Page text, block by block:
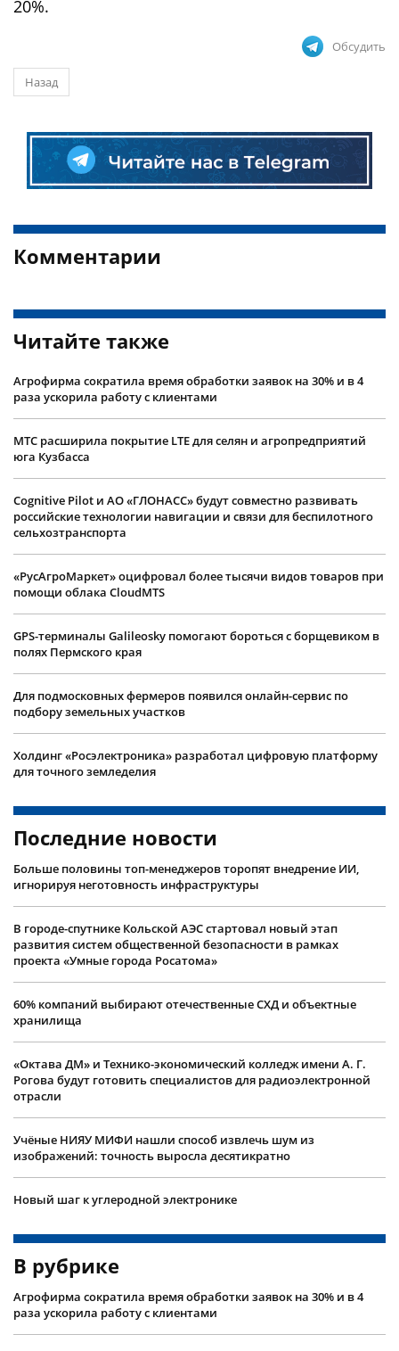
20%.
Обсудить
Назад
Комментарии
Читайте также
Агрофирма сократила время обработки заявок на 30% и в 4
раза ускорила работу с клиентами
МТС расширила покрытие LTE для селян и агропредприятий
юга Кузбасса
Cognitive Pilot и АО «ГЛОНАСС» будут совместно развивать
российские технологии навигации и связи для беспилотного
сельхозтранспорта
«РусАгроМаркет» оцифровал более тысячи видов товаров при
помощи облака CloudMTS
GPS-терминалы Galileosky помогают бороться с борщевиком в
полях Пермского края
Для подмосковных фермеров появился онлайн-сервис по
подбору земельных участков
Холдинг «Росэлектроника» разработал цифровую платформу
для точного земледелия
Последние новости
Больше половины топ-менеджеров торопят внедрение ИИ,
игнорируя неготовность инфраструктуры
В городе-спутнике Кольской АЭС стартовал новый этап
развития систем общественной безопасности в рамках
проекта «Умные города Росатома»
60% компаний выбирают отечественные СХД и объектные
хранилища
«Октава ДМ» и Технико-экономический колледж имени А. Г.
Рогова будут готовить специалистов для радиоэлектронной
отрасли
Учëные НИЯУ МИФИ нашли способ извлечь шум из
изображений: точность выросла десятикратно
Новый шаг к углеродной электронике
В рубрике
Агрофирма сократила время обработки заявок на 30% и в 4
раза ускорила работу с клиентами